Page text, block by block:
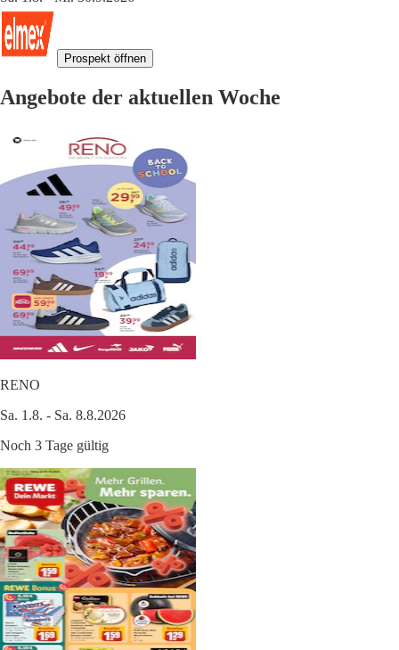
Prospekt öffnen
Angebote der aktuellen Woche
RENO
Sa. 1.8. - Sa. 8.8.2026
Noch 3 Tage gültig